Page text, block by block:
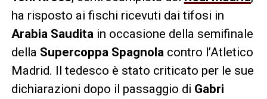
ha risposto ai fischi ricevuti dai tifosi in
Arabia Saudita in occasione della semifinale
della Supercoppa Spagnola contro l’Atletico
Madrid. Il tedesco è stato criticato per le sue
dichiarazioni dopo il passaggio di Gabri